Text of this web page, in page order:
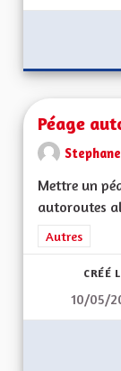
Péage
Stephane
Mettre un
autoroutes
Filtrer les
Autres
CRÉÉ
10/05/